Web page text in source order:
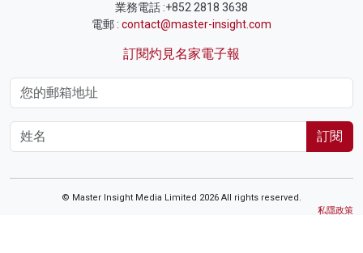
業務電話 :+852 2818 3638
電郵 : contact@master-insight.com
訂閱灼見名家電子報
訂閱
© Master Insight Media Limited 2026 All rights reserved.
私隱政策